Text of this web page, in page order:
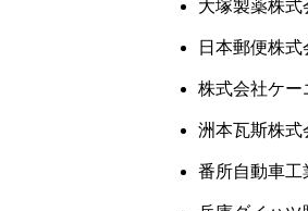
大塚製薬株
日本郵便株
株式会社ケ
洲本瓦斯株
番所自動車